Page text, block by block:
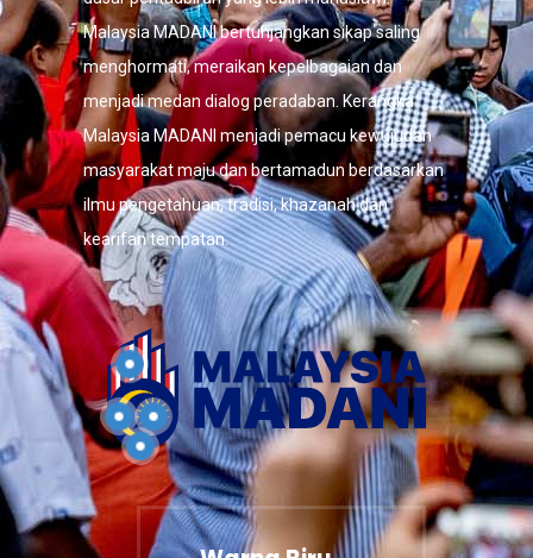
Malaysia MADANI bertunjangkan sikap saling
menghormati, meraikan kepelbagaian dan
menjadi medan dialog peradaban. Kerangka
Malaysia MADANI menjadi pemacu kewujudan
masyarakat maju dan bertamadun berdasarkan
ilmu pengetahuan, tradisi, khazanah dan
kearifan tempatan.